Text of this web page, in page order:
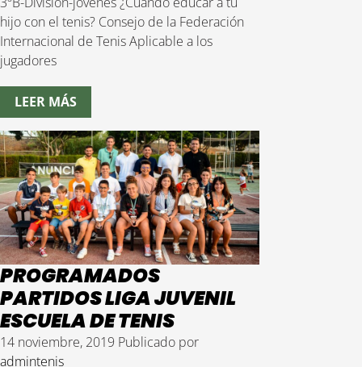
hijo con el tenis? Consejo de la Federación
Internacional de Tenis Aplicable a los
jugadores
LEER MÁS
PROGRAMADOS
PARTIDOS LIGA JUVENIL
ESCUELA DE TENIS
14 noviembre, 2019 Publicado por
admintenis